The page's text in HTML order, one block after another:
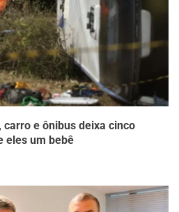
e ônibus deixa cinco
eles um bebê